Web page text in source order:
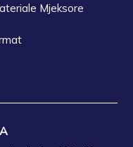
Mjeksore